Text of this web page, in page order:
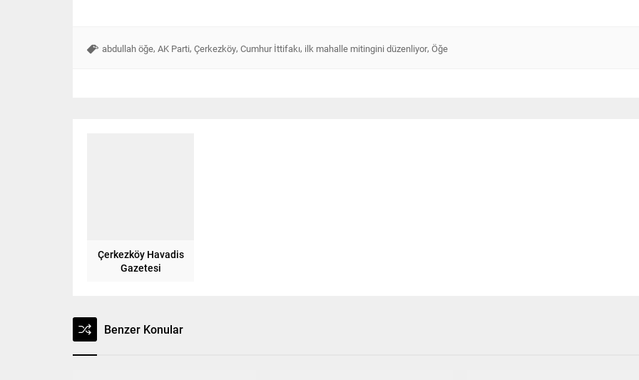
abdullah öğe, AK Parti, Çerkezköy, Cumhur İttifakı, ilk mahalle mitingini düzenliyor, Öğe
Çerkezköy Havadis
Gazetesi
Benzer Konular